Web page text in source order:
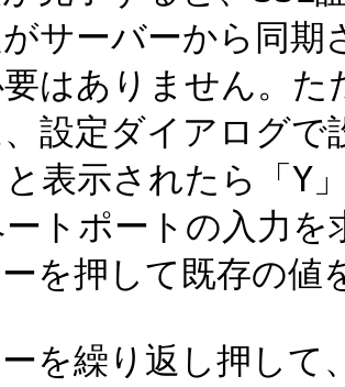
サーバーから同期
はありません。
設定ダイアログ
と表示されたら「Y
トポートの入力
を押して既存の値
を繰り返し押して